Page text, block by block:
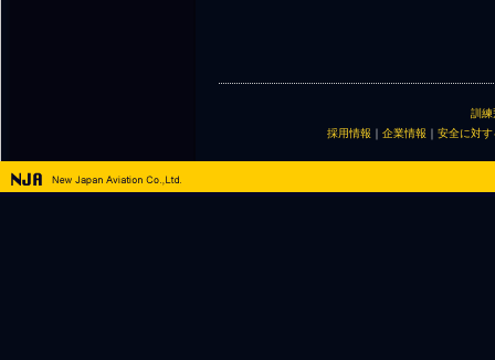
訓練
採用情報 ｜ 企業情報 ｜ 安全に対